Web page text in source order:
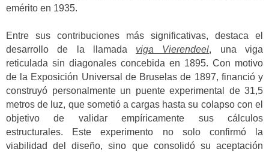
emérito en 1935.
Entre sus contribuciones más significativas, destaca el
desarrollo de la llamada viga Vierendeel, una viga
reticulada sin diagonales concebida en 1895. Con motivo
de la Exposición Universal de Bruselas de 1897, financió y
construyó personalmente un puente experimental de 31,5
metros de luz, que sometió a cargas hasta su colapso con el
objetivo de validar empíricamente sus cálculos
estructurales. Este experimento no solo confirmó la
viabilidad del diseño, sino que consolidó su aceptación